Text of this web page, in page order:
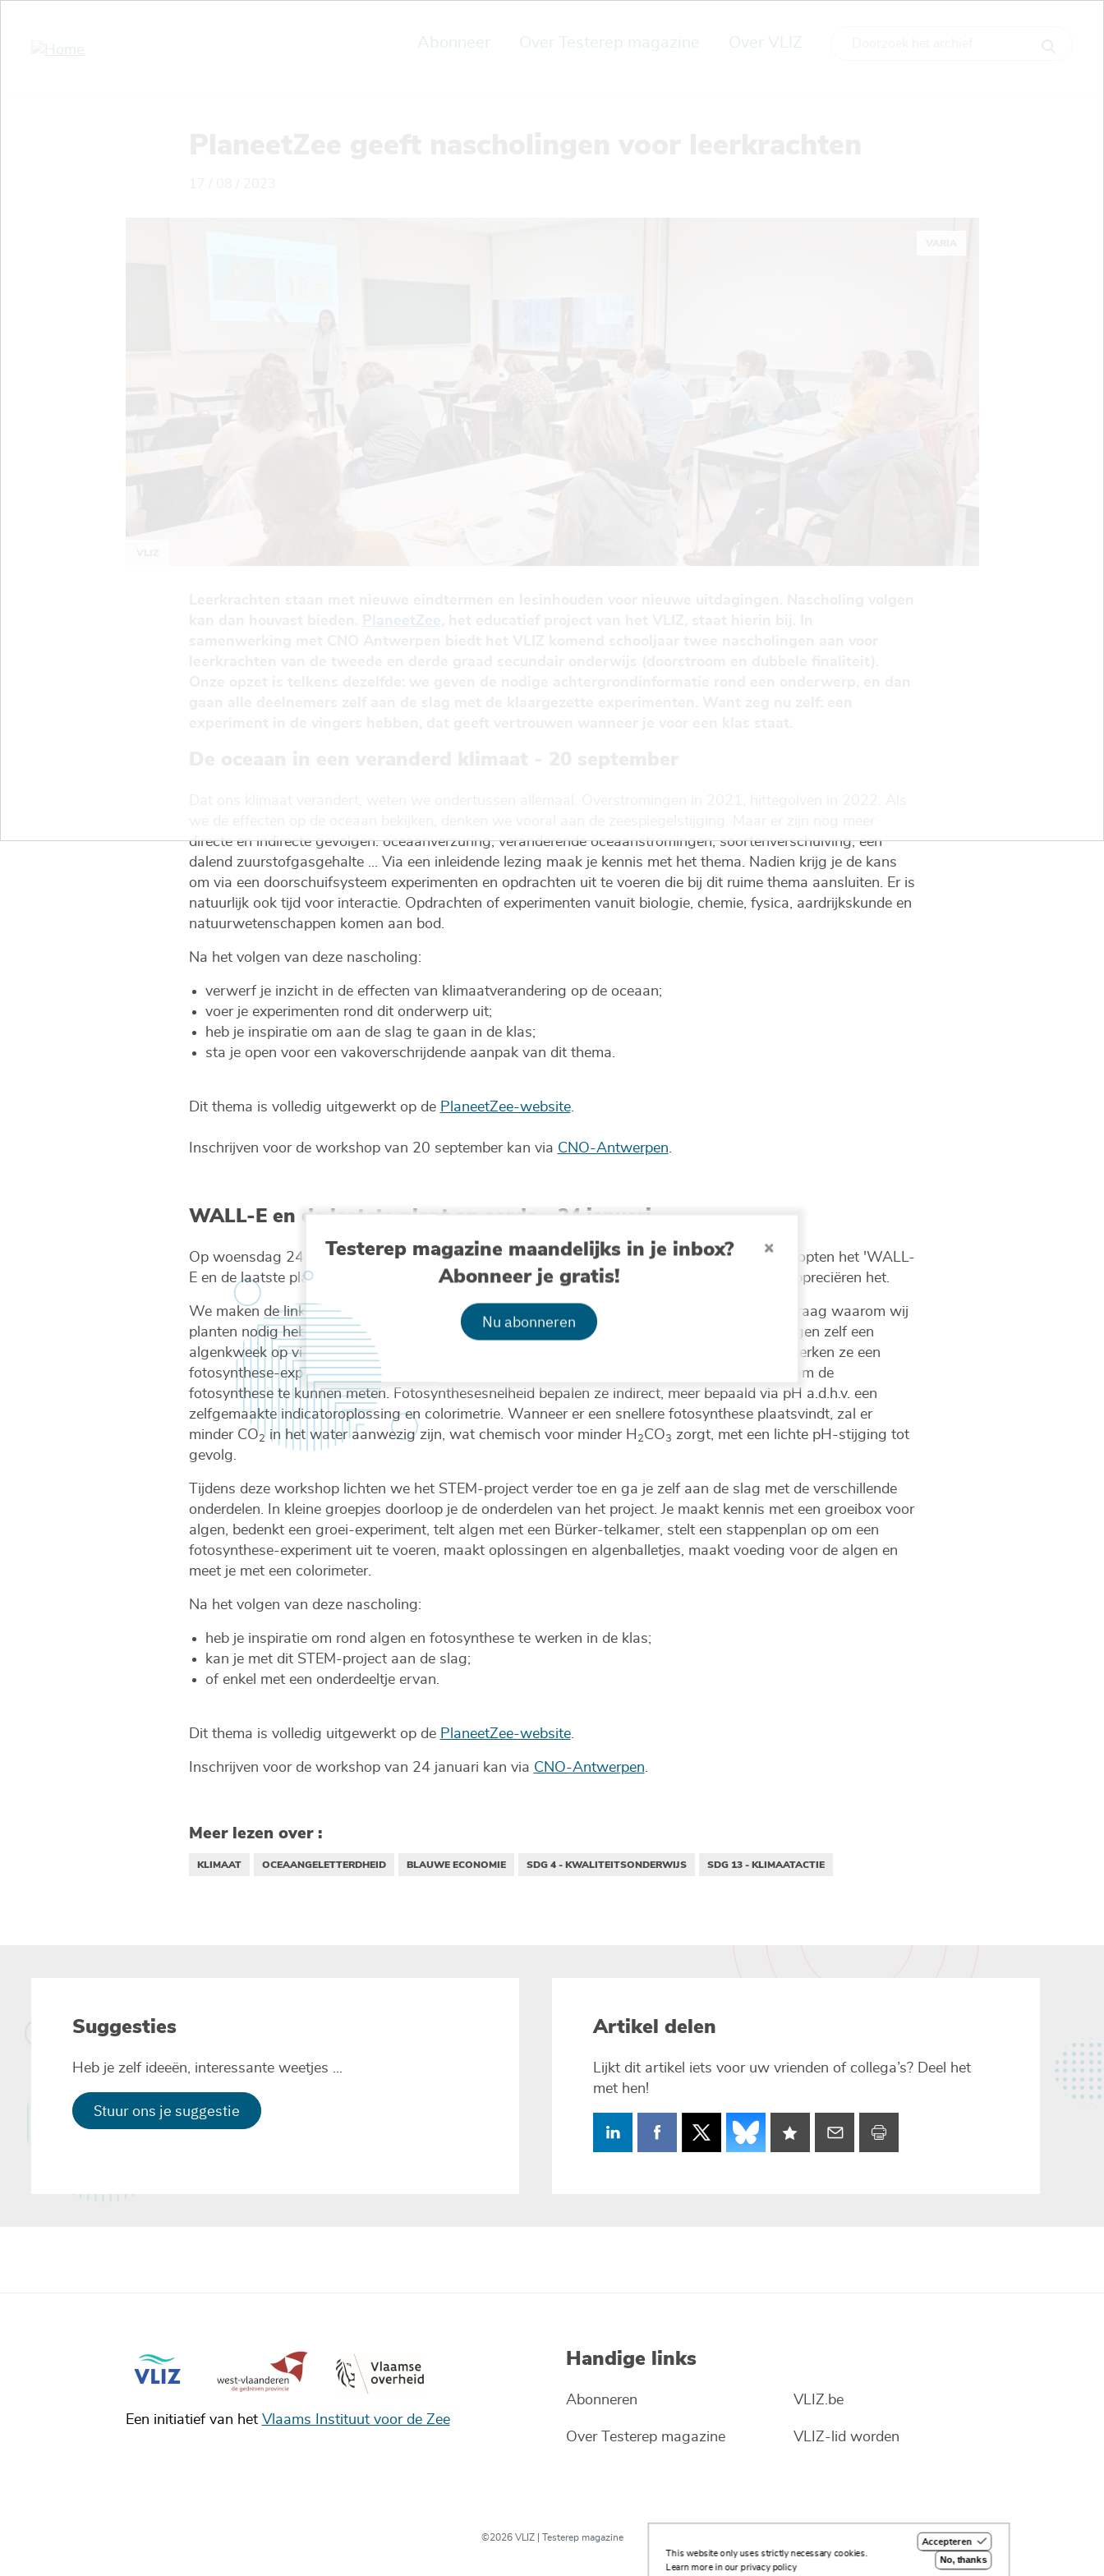
Testerep magazine maandelijks in je inbox?
Abonneer je gratis!
Nu abonneren
Abonneer Over Testerep magazine Over VLIZ
PlaneetZee
directe en indirecte gevolgen: oceaanverzuring, veranderende oceaanstromingen, soortenverschuiving, een
dalend zuurstofgasgehalte ... Via een inleidende lezing maak je kennis met het thema. Nadien krijg je de kans
om via een doorschuifsysteem experimenten en opdrachten uit te voeren die bij dit ruime thema aansluiten. Er is
natuurlijk ook tijd voor interactie. Opdrachten of experimenten vanuit biologie, chemie, fysica, aardrijkskunde en
natuurwetenschappen komen aan bod.
Na het volgen van deze nascholing:
verwerf je inzicht in de effecten van klimaatverandering op de oceaan;
voer je experimenten rond dit onderwerp uit;
heb je inspiratie om aan de slag te gaan in de klas;
sta je open voor een vakoverschrijdende aanpak van dit thema.
Dit thema is volledig uitgewerkt op de PlaneetZee-website.
Inschrijven voor de workshop van 20 september kan via CNO-Antwerpen.
WALL-E en de laatste plant op aarde - 24 januari
Op woensdag 24 januari gaan we dan aan de slag met een STEM-project rond algen. We doopten het 'WALL-
E en de laatste plant op aarde' met de Pixar-film als rode draad. Herkenbaarheid, leerlingen appreciëren het.
We maken de link tussen planten en het leven op aarde. De brainstorm start meteen met de vraag waarom wij
planten nodig hebben, en wat planten nodig hebben om te groeien. Vervolgens starten leerlingen zelf een
algenkweek op via een groei-experiment. Deze volgen ze op met microscopie. Ondertussen werken ze een
fotosynthese-experiment uit. Omdat de algen zo klein zijn, verpakken ze die in algenballetjes om de
fotosynthese te kunnen meten. Fotosynthesesnelheid bepalen ze indirect, meer bepaald via pH a.d.h.v. een
zelfgemaakte indicatoroplossing en colorimetrie. Wanneer er een snellere fotosynthese plaatsvindt, zal er
minder CO2in het water aanwezig zijn, wat chemisch voor minder H 2CO3 zorgt, met een lichte pH-stijging tot
gevolg.
Tijdens deze workshop lichten we het STEM-project verder toe en ga je zelf aan de slag met de verschillende
onderdelen. In kleine groepjes doorloop je de onderdelen van het project. Je maakt kennis met een groeibox voor
algen, bedenkt een groei-experiment, telt algen met een Bürker-telkamer, stelt een stappenplan op om een
fotosynthese-experiment uit te voeren, maakt oplossingen en algenballetjes, maakt voeding voor de algen en
meet je met een colorimeter.
Na het volgen van deze nascholing:
heb je inspiratie om rond algen en fotosynthese te werken in de klas;
kan je met dit STEM-project aan de slag;
of enkel met een onderdeeltje ervan.
Dit thema is volledig uitgewerkt op de PlaneetZee-website.
Inschrijven voor de workshop van 24 januari kan via CNO-Antwerpen.
Meer lezen over :
KLIMAAT OCEAANGELETTERDHEID BLAUWE ECONOMIE SDG 4 - KWALITEITSONDERWIJS SDG 13 - KLIMAATACTIE
Suggesties
Heb je zelf ideeën, interessante weetjes ...
Stuur ons je suggestie
Artikel delen
Lijkt dit artikel iets voor uw vrienden of collega’s? Deel het
met hen!
Een initiatief van het Vlaams Instituut voor de Zee
Handige links
Abonneren
Over Testerep magazine
VLIZ.be
VLIZ-lid worden
©2026 VLIZ | Testerep magazine
This website only uses strictly necessary cookies.
Learn more in our privacy policy
Accepteren
No, thanks